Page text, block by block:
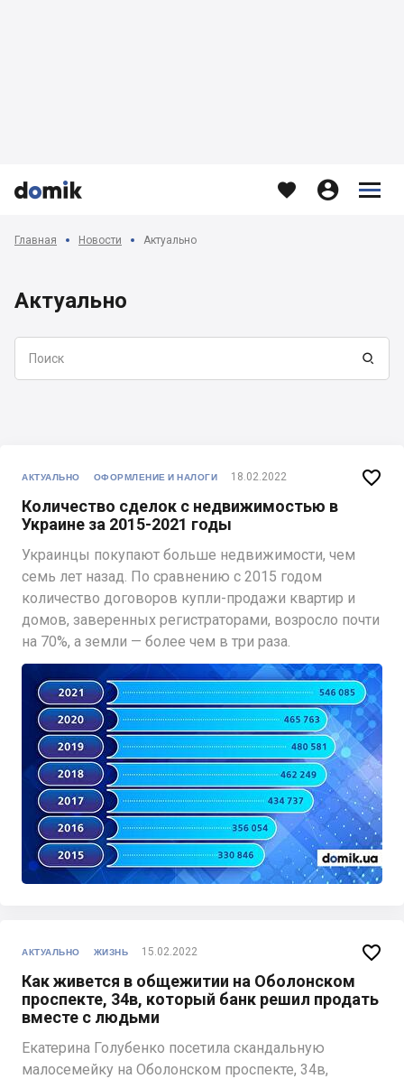


   


Главная Новости Актуально
Актуально
АКТУАЛЬНО ОФОРМЛЕНИЕ И НАЛОГИ 18.02.2022
Количество сделок с недвижимостью в
Украине за 2015-2021 годы
Украинцы покупают больше недвижимости, чем
семь лет назад. По сравнению с 2015 годом
количество договоров купли-продажи квартир и
домов, заверенных регистраторами, возросло почти
на 70%, а земли — более чем в три раза.

АКТУАЛЬНО ЖИЗНЬ 15.02.2022
Как живется в общежитии на Оболонском
проспекте, 34в, который банк решил продать
вместе с людьми
Екатерина Голубенко посетила скандальную
малосемейку на Оболонском проспекте, 34в,

